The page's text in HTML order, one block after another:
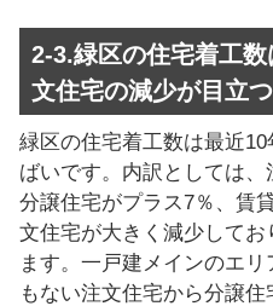
2-3.緑区の住宅着工
文住宅の減少が目立つ
緑区の住宅着工数は最近
ばいです。内訳としては、
分譲住宅がプラス7％、賃
文住宅が大きく減少して
ます。一戸建メインのエ
もない注文住宅から分譲